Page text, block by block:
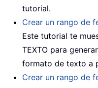
tutorial.
Crear un rango de
Este tutorial te
TEXTO para
formato de texto a
Crear un rango de